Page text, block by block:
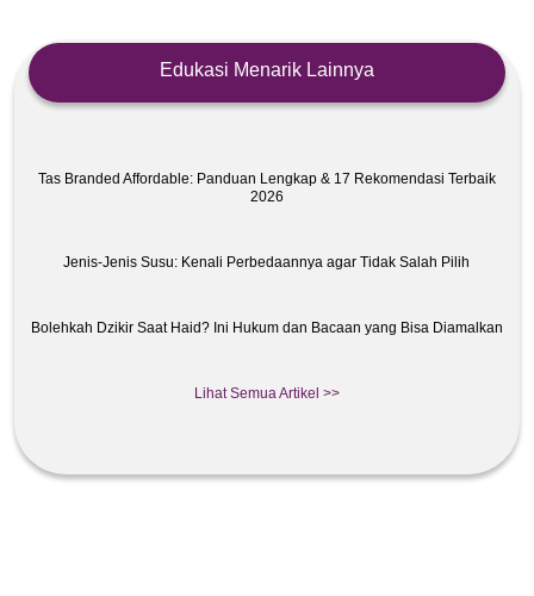
Edukasi Menarik Lainnya
Tas Branded Affordable: Panduan Lengkap & 17 Rekomendasi Terbaik
2026
Jenis-Jenis Susu: Kenali Perbedaannya agar Tidak Salah Pilih
Bolehkah Dzikir Saat Haid? Ini Hukum dan Bacaan yang Bisa Diamalkan
Lihat Semua Artikel >>